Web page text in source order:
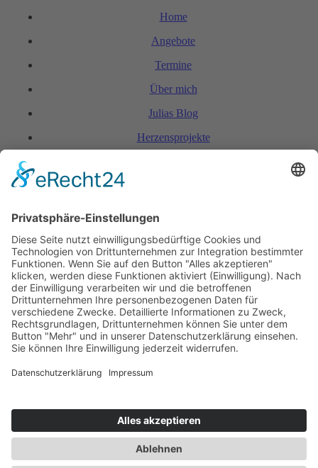
Home
Angebote
Termine
Über mich
Julias Blog
Herzensprojekte
Rechtliches
Hinweis zur Heilarbeit
Daten­schutz­er­klärung
Impressum
Spendenkonto Indien
Indienreise 2027
Kontakt
+423 798 85 78
Julia Seegebarth
*SeelenWesenBewusstSein*
Feldstrasse 3A
9490 Vaduz